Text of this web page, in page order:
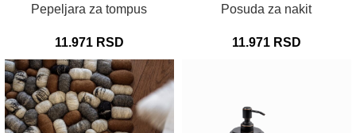
Pepeljara za tompus
11.971 RSD
Posuda za nakit
11.971 RSD